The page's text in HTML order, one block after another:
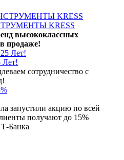
KRESS
высококлассных
продаже!
Лет!
сотрудничество с
запустили акцию по всей
получают до 15%
Банка